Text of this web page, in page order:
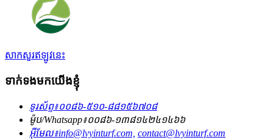
សាកសួរឥឡូវនេះ
ទាក់ទងមកយើងខ្ញុំ
ទូរស័ព្ទ៖០០៨៦-៥១០-៨៨១៥៦៧០៨
ម៉ូប/Whatsapp៖០០៨៦-១៣៨១៤២៤១៤៦៦
អ៊ីមែល៖info@lvyinturf.com, contact@lvyinturf.com